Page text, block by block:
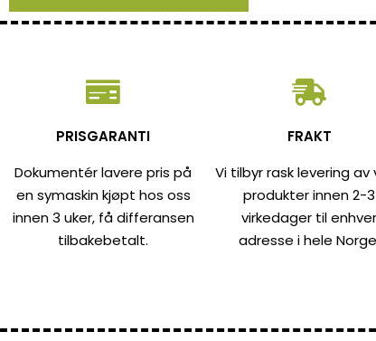
PRISGARANTI
Dokumentér lavere pris på
en symaskin kjøpt hos oss
innen 3 uker, få differansen
tilbakebetalt.
FRAKT
Vi tilbyr rask levering av
produkter innen 2-3
virkedager til enhver
adresse i hele